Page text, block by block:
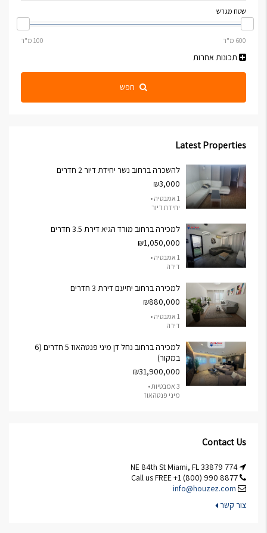
שטח מגרש
תכונות אחרות
חפש
Latest Properties
להשכרה ברחוב נשר יחידת דיור 2 חדרים
₪3,000
1 אמבטיה •
יחידת דיור
למכירה ברחוב מורד הגיא דירת 3.5 חדרים
₪1,050,000
1 אמבטיה •
דירה
למכירה ברחוב יחיעם דירת 3 חדרים
₪880,000
1 אמבטיה •
דירה
למכירה ברחוב נחל דן מיני פנטהאוז 5 חדרים (6
במקור)
₪31,900,000
3 אמבטיות •
מיני פנטהאוז
Contact Us
info@houzez.com
צור קשר